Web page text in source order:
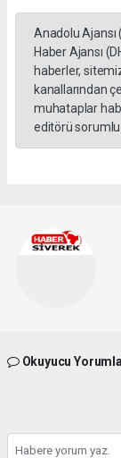
Anadolu Ajansı
Haber Ajansı
haberler,
kanallarından
muhataplar
editörü sorumlu
Okuyucu